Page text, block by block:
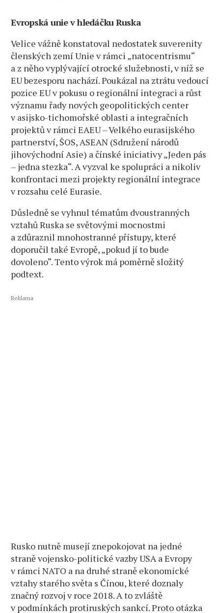
Evropská unie v hledáčku Ruska
Velice vážně konstatoval nedostatek suverenity
členských zemí Unie v rámci „natocentrismu“
a z něho vyplývající otrocké služebnosti, v níž se
EU bezesporu nachází. Poukázal na ztrátu vedoucí
pozice EU v pokusu o regionální integraci a růst
významu řady nových geopolitických center
v asijsko-tichomořské oblasti a integračních
projektů v rámci EAEU – Velkého eurasijského
partnerství, ŠOS, ASEAN (Sdružení národů
jihovýchodní Asie) a čínské iniciativy „Jeden pás
– jedna stezka“. A vyzval ke spolupráci a nikoliv
konfrontaci mezi projekty regionální integrace
v rozsahu celé Eurasie.
Důsledně se vyhnul tématům dvoustranných
vztahů Ruska se světovými mocnostmi
a zdůraznil mnohostranné přístupy, které
doporučil také Evropě, „pokud jí to bude
dovoleno“. Tento výrok má poměrně složitý
podtext.
Reklama
Rusko nutně musejí znepokojovat na jedné
straně vojensko-politické vazby USA a Evropy
v rámci NATO a na druhé straně ekonomické
vztahy starého světa s Čínou, které doznaly
značný rozvoj v roce 2018. A to zvláště
v podmínkách protiruských sankcí. Proto otázka